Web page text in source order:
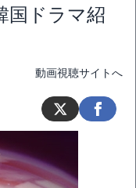
国ドラマ紹
動画視聴サイトへ